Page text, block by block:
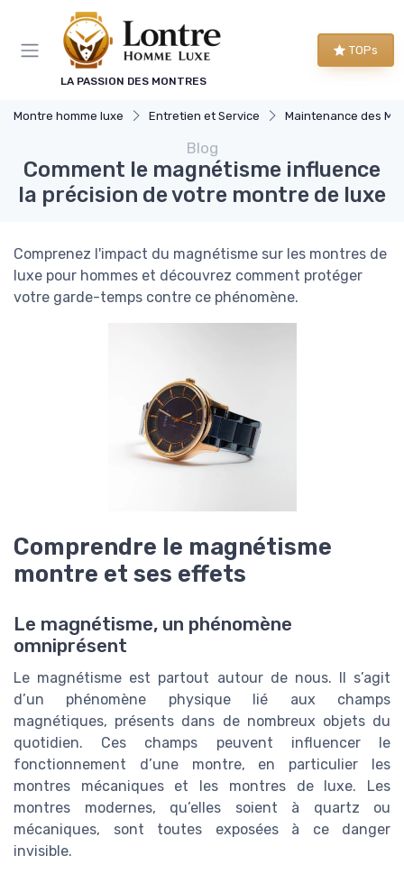
LA PASSION DES MONTRES
TOPs
Montre homme luxe Entretien et Service Maintenance des Montres
Blog
Comment le magnétisme influence
la précision de votre montre de luxe
Comprenez l'impact du magnétisme sur les montres de
luxe pour hommes et découvrez comment protéger
votre garde-temps contre ce phénomène.
Comprendre le magnétisme
montre et ses effets
Le magnétisme, un phénomène
omniprésent
Le magnétisme est partout autour de nous. Il s’agit
d’un phénomène physique lié aux champs
magnétiques, présents dans de nombreux objets du
quotidien. Ces champs peuvent influencer le
fonctionnement d’une montre, en particulier les
montres mécaniques et les montres de luxe. Les
montres modernes, qu’elles soient à quartz ou
mécaniques, sont toutes exposées à ce danger
invisible.
Panneau de gestion des cookies